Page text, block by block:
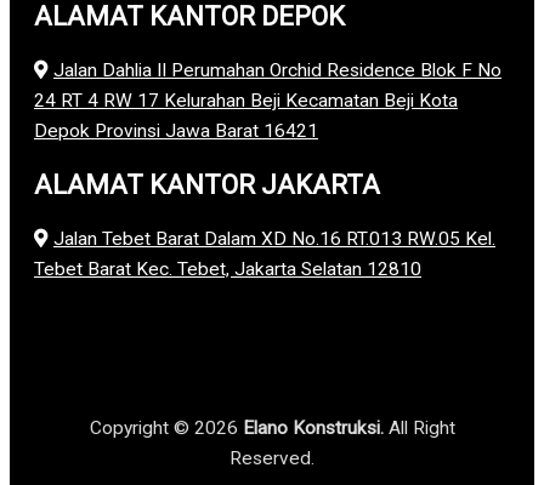
ALAMAT KANTOR DEPOK
Jalan Dahlia II Perumahan Orchid Residence Blok F No
24 RT 4 RW 17 Kelurahan Beji Kecamatan Beji Kota
Depok Provinsi Jawa Barat 16421
ALAMAT KANTOR JAKARTA
Jalan Tebet Barat Dalam XD No.16 RT.013 RW.05 Kel.
Tebet Barat Kec. Tebet, Jakarta Selatan 12810
Copyright © 2026 Elano Konstruksi.All Right
Reserved.